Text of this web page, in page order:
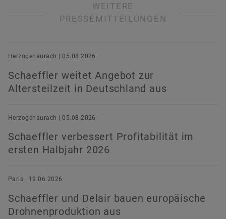
WEITERE
PRESSEMITTEILUNGEN
Herzogenaurach | 05.08.2026
Schaeffler weitet Angebot zur
Altersteilzeit in Deutschland aus
Herzogenaurach | 05.08.2026
Schaeffler verbessert Profitabilität im
ersten Halbjahr 2026
Paris | 19.06.2026
Schaeffler und Delair bauen europäische
Drohnenproduktion aus